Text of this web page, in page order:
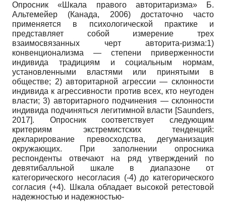
Опросник «Шкала правого авторитаризма» Б.
Альтемейер (Канада, 2006) достаточно часто
применяется в психологической практике и
представляет собой измерение трех
взаимосвязанных черт авторита-ризма:1)
конвенционализма — степени приверженности
индивида традициям и социальным нормам,
установленными властями или принятыми в
обществе; 2) авторитарной агрессии — склонности
индивида к агрессивности против всех, кто неугоден
власти; 3) авторитарного подчинения — склонности
индивида подчиняться легитимной власти [Saunders,
2017]. Опросник соответствует следующим
критериям экстремистских тенденций:
декларирование превосходства, дегуманизация
окружающих. При заполнении опросника
респонденты отвечают на ряд утверждений по
девятибалльной шкале в диапазоне от
категорического несогласия (-4) до категорического
согласия (+4). Шкала обладает высокой ретестовой
надежностью и надежностью-